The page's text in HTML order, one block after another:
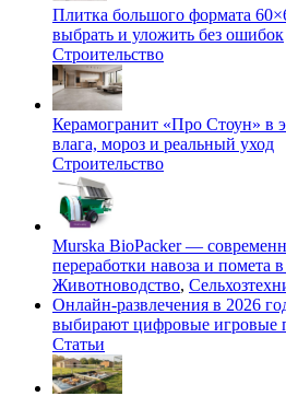
Плитка большого формата
выбрать и уложить без ошибок
Строительство
Керамогранит «Про Стоун» в
влага, мороз и реальный уход
Строительство
Murska BioPacker —
переработки навоза и помета
Животноводство,
Онлайн-развлечения в 2026
выбирают цифровые игровые
Статьи